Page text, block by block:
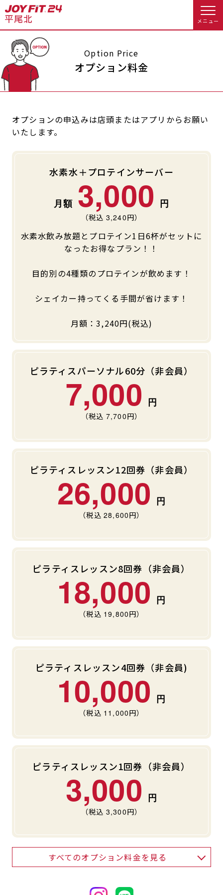
メニュー
店舗トップ
会員様へのお知らせ
アクセス
店舗情報・サービス
店舗へのお問い合わせ
入会のお手続きをする
入会を悩まれている方へトップ
キャンペーン 料金のご案内
店舗へのお問い合わせ
JOYFIT
JOYFIT YOGA
JOYFIT+ 店舗を探す
Option Price
オプション料金
オプションの申込みは店頭またはアプリからお願い
いたします。
水素水＋プロテインサーバー
3,000
（税込 3,240円）
水素水飲み放題とプロテイン1日6杯がセットに
なったお得なプラン！！
目的別の4種類のプロテインが飲めます！
シェイカー持ってくる手間が省けます！
月額：3,240円(税込)
ピラティスパーソナル60分（非会員）
7,000
（税込 7,700円）
ピラティスレッスン12回券（非会員）
26,000
（税込28,600円）
ピラティスレッスン8回券（非会員）
18,000
（税込 19,800円）
ピラティスレッスン4回券（非会員)
10,000
（税込 11,000円）
ピラティスレッスン1回券（非会員）
3,000
（税込 3,300円）
すべてのオプション料金を見る